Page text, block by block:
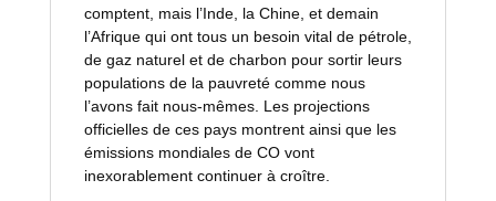
comptent, mais l’Inde, la Chine, et demain
l’Afrique qui ont tous un besoin vital de pétrole,
de gaz naturel et de charbon pour sortir leurs
populations de la pauvreté comme nous
l’avons fait nous-mêmes. Les projections
officielles de ces pays montrent ainsi que les
émissions mondiales de CO vont
inexorablement continuer à croître.